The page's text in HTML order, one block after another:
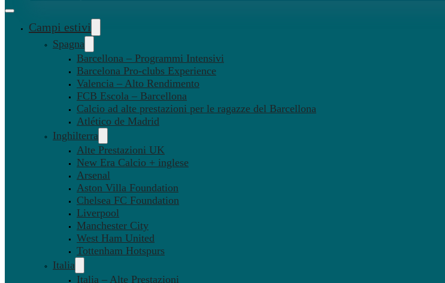
Campi estivi
Spagna
Barcellona – Programmi Intensivi
Barcelona Pro-clubs Experience
Valencia – Alto Rendimento
FCB Escola – Barcellona
Calcio ad alte prestazioni per le ragazze del Barcellona
Atlético de Madrid
Inghilterra
Alte Prestazioni UK
New Era Calcio + inglese
Arsenal
Aston Villa Foundation
Chelsea FC Foundation
Liverpool
Manchester City
West Ham United
Tottenham Hotspurs
Italia
Italia – Alte Prestazioni